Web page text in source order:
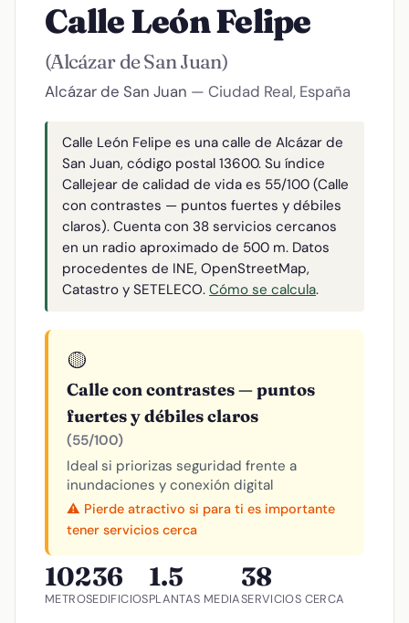
Calle León Felipe
(Alcázar de San Juan)
Alcázar de San Juan — Ciudad Real, España
Calle León Felipe es una calle de Alcázar de
San Juan, código postal 13600. Su índice
Callejear de calidad de vida es 55/100 (Calle
con contrastes — puntos fuertes y débiles
claros). Cuenta con 38 servicios cercanos
en un radio aproximado de 500 m. Datos
procedentes de INE, OpenStreetMap,
Catastro y SETELECO. Cómo se calcula.
🟡
Calle con contrastes — puntos
fuertes y débiles claros
(55/100)
Ideal si priorizas seguridad frente a
inundaciones y conexión digital
⚠️ Pierde atractivo si para ti es importante
tener servicios cerca
102
METROS
36
EDIFICIOS
1.5
PLANTAS MEDIA
38
SERVICIOS CERCA